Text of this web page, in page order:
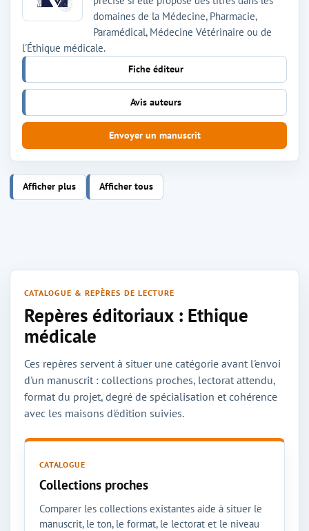
domaines de la Médecine, Pharmacie,
Paramédical, Médecine Vétérinaire ou de
l'Éthique médicale.
Fiche éditeur
Avis auteurs
Envoyer un manuscrit
Afficher plus Afficher tous
CATALOGUE & REPÈRES DE LECTURE
Repères éditoriaux : Ethique
médicale
Ces repères servent à situer une catégorie avant l'envoi
d'un manuscrit : collections proches, lectorat attendu,
format du projet, degré de spécialisation et cohérence
avec les maisons d'édition suivies.
CATALOGUE
Collections proches
Comparer les collections existantes aide à situer le
manuscrit, le ton, le format, le lectorat et le niveau